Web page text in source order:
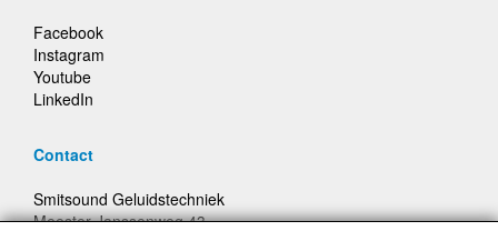
Facebook
Instagram
Youtube
LinkedIn
Contact
Smitsound Geluidstechniek
Meester Janssenweg 43